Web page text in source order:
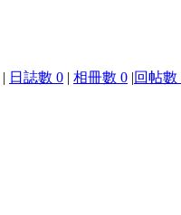
| 日誌數 0 | 相冊數 0 |回帖數